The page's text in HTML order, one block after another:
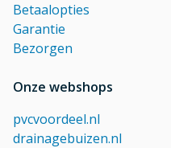
Betaalopties
Garantie
Bezorgen
Onze webshops
pvcvoordeel.nl
drainagebuizen.nl